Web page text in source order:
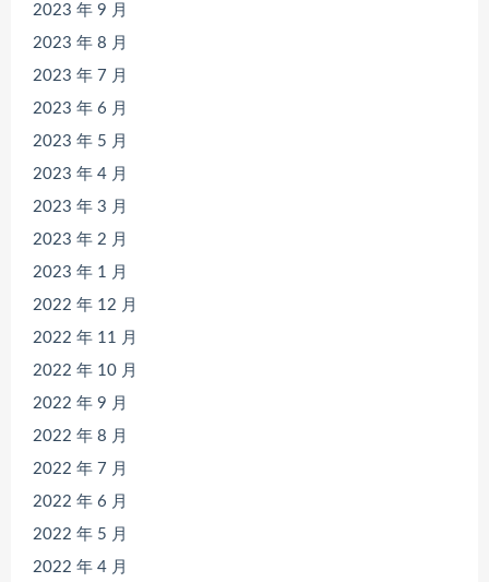
2023 年 9 月
2023 年 8 月
2023 年 7 月
2023 年 6 月
2023 年 5 月
2023 年 4 月
2023 年 3 月
2023 年 2 月
2023 年 1 月
2022 年 12 月
2022 年 11 月
2022 年 10 月
2022 年 9 月
2022 年 8 月
2022 年 7 月
2022 年 6 月
2022 年 5 月
2022 年 4 月